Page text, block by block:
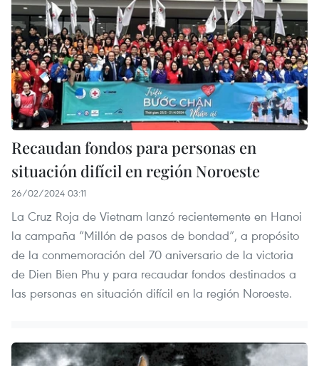
Recaudan fondos para personas en
situación difícil en región Noroeste
26/02/2024 03:11
La Cruz Roja de Vietnam lanzó recientemente en Hanoi
la campaña “Millón de pasos de bondad”, a propósito
de la conmemoración del 70 aniversario de la victoria
de Dien Bien Phu y para recaudar fondos destinados a
las personas en situación difícil en la región Noroeste.